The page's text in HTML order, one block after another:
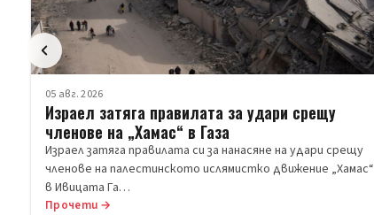
05 авг. 2026
Израел затяга правилата за удари срещу
членове на „Хамас“ в Газа
Израел затяга правилата си за нанасяне на удари срещу
членове на палестинското ислямистко движение „Хамас“
в Ивицата Га…
Прочети →